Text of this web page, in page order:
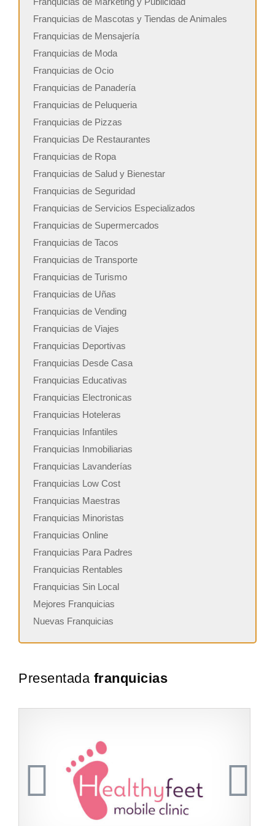
Franquicias de Mascotas y Tiendas de Animales
Franquicias de Mensajería
Franquicias de Moda
Franquicias de Ocio
Franquicias de Panadería
Franquicias de Peluqueria
Franquicias de Pizzas
Franquicias De Restaurantes
Franquicias de Ropa
Franquicias de Salud y Bienestar
Franquicias de Seguridad
Franquicias de Servicios Especializados
Franquicias de Supermercados
Franquicias de Tacos
Franquicias de Transporte
Franquicias de Turismo
Franquicias de Uñas
Franquicias de Vending
Franquicias de Viajes
Franquicias Deportivas
Franquicias Desde Casa
Franquicias Educativas
Franquicias Electronicas
Franquicias Hoteleras
Franquicias Infantiles
Franquicias Inmobiliarias
Franquicias Lavanderías
Franquicias Low Cost
Franquicias Maestras
Franquicias Minoristas
Franquicias Online
Franquicias Para Padres
Franquicias Rentables
Franquicias Sin Local
Mejores Franquicias
Nuevas Franquicias
Presentada franquicias